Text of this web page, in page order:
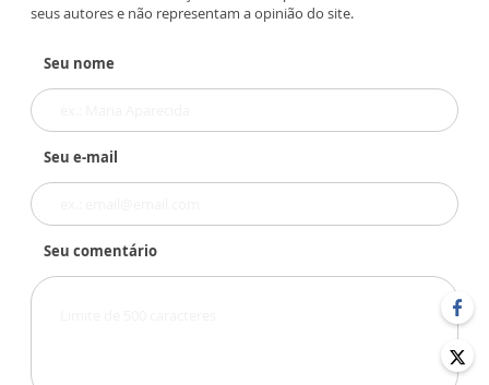
seus autores e não representam a opinião do site.
Seu nome
Seu e-mail
Seu comentário